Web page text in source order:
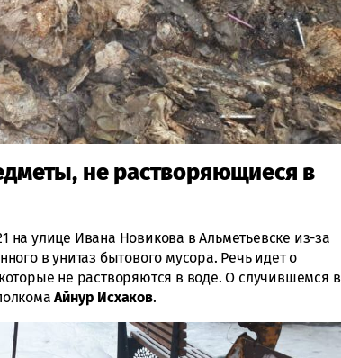
не растворяющиеся в
улице Ивана Новикова в Альметьевске из-за
в унитаз бытового мусора. Речь идет о
не растворяются в воде. О случившемся в
Айнур Исхаков.